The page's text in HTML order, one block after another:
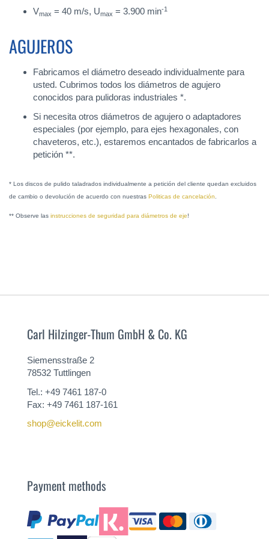
Vmax = 40 m/s, Umax = 3.900 min-1
AGUJEROS
Fabricamos el diámetro deseado individualmente para
usted. Cubrimos todos los diámetros de agujero
conocidos para pulidoras industriales *.
Si necesita otros diámetros de agujero o adaptadores
especiales (por ejemplo, para ejes hexagonales, con
chaveteros, etc.), estaremos encantados de fabricarlos a
petición **.
* Los discos de pulido taladrados individualmente a petición del cliente quedan excluidos
de cambio o devolución de acuerdo con nuestras Politicas de cancelación
** Observe las instrucciones de seguridad para diámetros de eje!
Carl Hilzinger-Thum GmbH & Co. KG
Siemensstraße 2
78532 Tuttlingen
Tel.: +49 7461 187-0
Fax: +49 7461 187-161
shop@eickelit.com
Payment methods